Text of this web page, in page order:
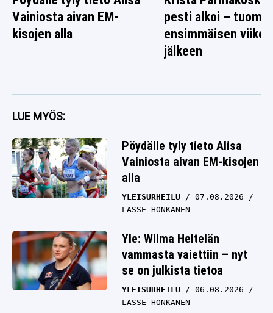
Vainiosta aivan EM-
kisojen alla
pesti alkoi –
ensimmäisen viikon
jälkeen
LUE MYÖS:
Pöydälle tyly tieto Alisa
Vainiosta aivan EM-kisojen
alla
YLEISURHEILU
07.08.2026
LASSE HONKANEN
Yle: Wilma Heltelän
vammasta vaiettiin – nyt
se on julkista tietoa
YLEISURHEILU
06.08.2026
LASSE HONKANEN